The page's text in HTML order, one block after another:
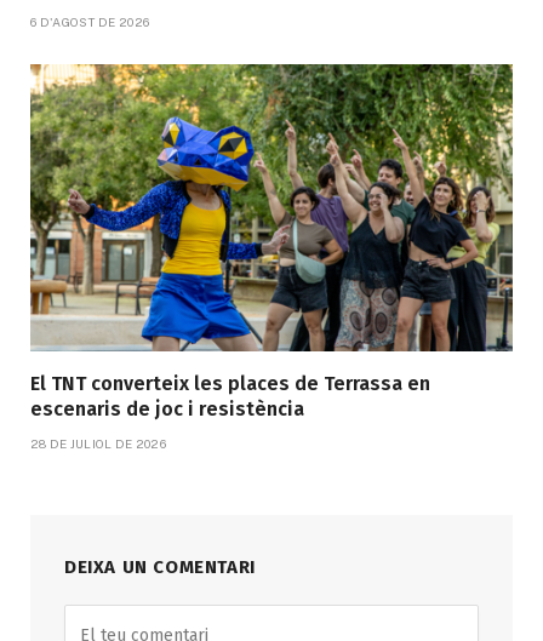
6 D'AGOST DE 2026
El TNT converteix les places de Terrassa en
escenaris de joc i resistència
28 DE JULIOL DE 2026
DEIXA UN COMENTARI